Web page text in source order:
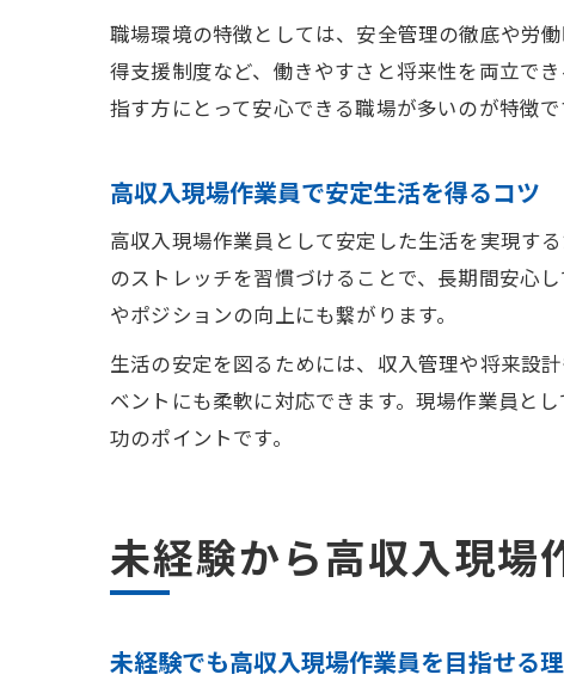
職場環境の特徴としては、安全管理の徹底や労
得支援制度など、働きやすさと将来性を両立で
指す方にとって安心できる職場が多いのが特徴で
高収入現場作業員で安定生活を得るコツ
高収入現場作業員として安定した生活を実現す
のストレッチを習慣づけることで、長期間安心
やポジションの向上にも繋がります。
生活の安定を図るためには、収入管理や将来設
ベントにも柔軟に対応できます。現場作業員と
功のポイントです。
未経験から高収入現場
未経験でも高収入現場作業員を目指せる